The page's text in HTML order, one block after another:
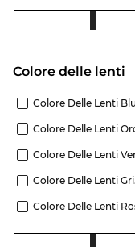
Colore delle lenti
Colore Delle Lenti Blu
Colore Delle Lenti
Colore Delle Lenti